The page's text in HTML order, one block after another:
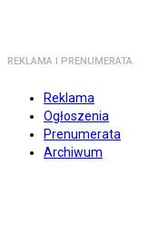
REKLAMA I PRENUMERATA
Reklama
Ogłoszenia
Prenumerata
Archiwum